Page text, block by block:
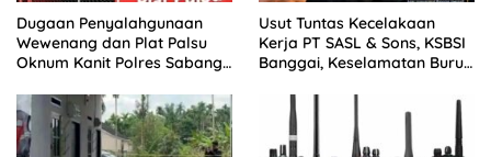
Dugaan Penyalahgunaan
Wewenang dan Plat Palsu
Oknum Kanit Polres Sabang
Usut Tuntas Kecelakaan
Kerja PT SASL & Sons, KSBSI
Banggai, Keselamatan Buruh